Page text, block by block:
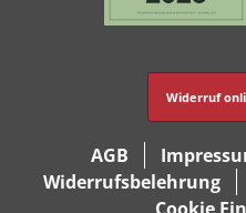
Widerruf
AGB
Widerrufsbelehrung